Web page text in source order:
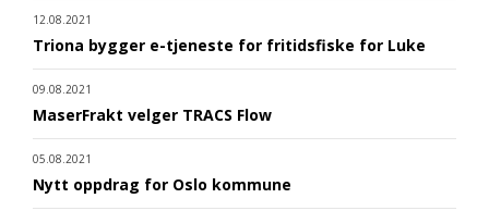
12.08.2021
Triona bygger e-tjeneste for fritidsfiske for Luke
09.08.2021
MaserFrakt velger TRACS Flow
05.08.2021
Nytt oppdrag for Oslo kommune